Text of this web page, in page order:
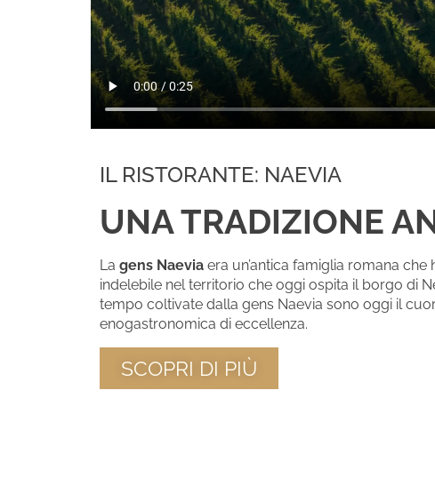
IL RISTORANTE: NAEVIA
UNA TRADIZIONE
La gens Naevia era un’antica famiglia romana che
indelebile nel territorio che oggi ospita il borgo di
tempo coltivate dalla gens Naevia sono oggi il
enogastronomica di eccellenza.
SCOPRI DI PIÙ